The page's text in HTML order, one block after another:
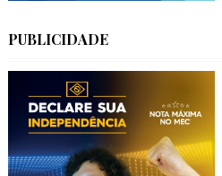
PUBLICIDADE